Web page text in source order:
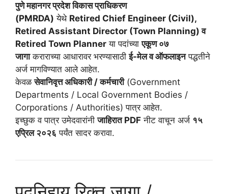
पुणे महानगर प्रदेश विकास प्राधिकरण
(PMRDA) येथे Retired Chief Engineer (Civil),
Retired Assistant Director (Town Planning) व
Retired Town Planner या पदांच्याएकूण ०७
जागाकराराच्या आधारावर भरण्यासाठीई-मेल व ऑफलाइनपद्धतीने
अर्ज मागविण्यात आले आहेत.
केवळसेवानिवृत्त अधिकारी / कर्मचारी(Government
Departments / Local Government Bodies /
Corporations / Authorities) पात्र आहेत.
इच्छुक व पात्र उमेदवारांनीजाहिरात PDF नीट वाचून अर्ज १५
एप्रिल २०२६ पर्यंत सादर करावा.